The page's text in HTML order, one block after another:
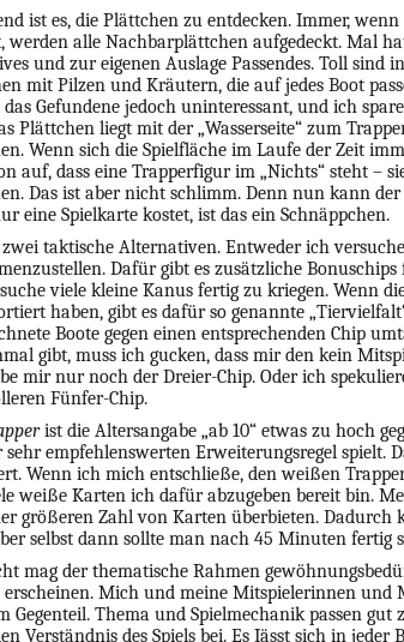
ist es, die Plättchen zu entdecken. Immer,
werden alle Nachbarplättchen aufgedeckt. Mal
und zur eigenen Auslage Passendes. Toll sind
mit Pilzen und Kräutern, die auf jedes Boot
Gefundene jedoch uninteressant, und ich
Plättchen liegt mit der „Wasserseite“ zum
Wenn sich die Spielfläche im Laufe der Zeit
auf, dass eine Trapperfigur im „Nichts“ steht –
Das ist aber nicht schlimm. Denn nun kann der
eine Spielkarte kostet, ist das ein Schnäppchen.
zwei taktische Alternativen. Entweder ich
Dafür gibt es zusätzliche
viele kleine Kanus fertig zu kriegen. Wenn
haben, gibt es dafür so genannte
Boote gegen einen entsprechenden Chip
gibt, muss ich gucken, dass mir den kein
mir nur noch der Dreier-Chip. Oder ich
Fünfer-Chip.
ist die Altersangabe „ab 10“ etwas zu hoch
sehr empfehlenswerten Erweiterungsregel spielt.
Wenn ich mich entschließe, den weißen
weiße Karten ich dafür abzugeben bereit bin.
größeren Zahl von Karten überbieten. Dadurch
selbst dann sollte man nach 45 Minuten fertig
mag der thematische Rahmen
erscheinen. Mich und meine Mitspielerinnen und
Gegenteil. Thema und Spielmechanik passen
Verständnis des Spiels bei. Es Iässt sich in jeder